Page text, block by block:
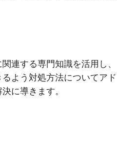
連する専門知識を活用し、
よう対処方法についてアド
に導きます。